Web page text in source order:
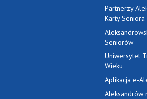
Partnerzy
Karty Seniora
Seniorów
Uniwersytet
Wieku
Aplikacja e-
Aleksandrów